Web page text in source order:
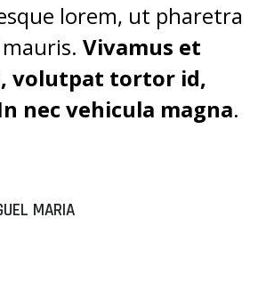
lorem, ut pharetra
Vivamus et
volutpat tortor id,
nec vehicula magna.
MARIA